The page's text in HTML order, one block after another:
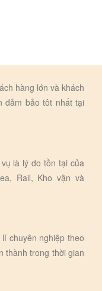
hàng lớn và khách
đảm bảo tôt nhất tại
là lý do tồn tại của
Rail, Kho vận và
chuyên nghiệp theo
thành trong thời gian